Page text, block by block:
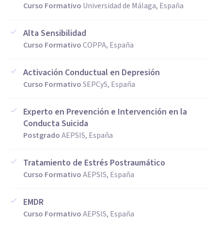
Curso Formativo Universidad de Málaga, España
Alta Sensibilidad
Curso FormativoCOPPA, España
Activación Conductual en Depresión
Curso FormativoSEPCyS, España
Experto en Prevención e Intervención en la
Conducta Suicida
PostgradoAEPSIS, España
Tratamiento de Estrés Postraumático
Curso FormativoAEPSIS, España
EMDR
Curso FormativoAEPSIS, España